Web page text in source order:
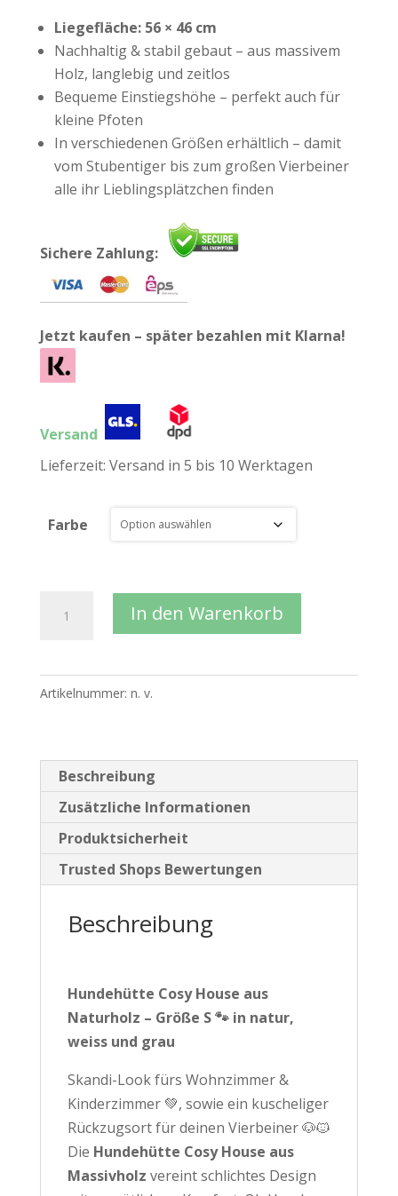
Liegefläche: 56 × 46 cm
Nachhaltig & stabil gebaut – aus massivem
Holz, langlebig und zeitlos
Bequeme Einstiegshöhe – perfekt auch für
kleine Pfoten
In verschiedenen Größen erhältlich – damit
vom Stubentiger bis zum großen Vierbeiner
alle ihr Lieblingsplätzchen finden
Sichere Zahlung:
Jetzt kaufen – später bezahlen mit Klarna!
Versand
Lieferzeit: Versand in 5 bis 10 Werktagen
Farbe
Cosy
Indoor
aus
Größe
S
in
natur,
weiss
und
grau
Menge
In den Warenkorb
Artikelnummer: n. v.
Beschreibung
Zusätzliche Informationen
Produktsicherheit
Trusted Shops Bewertungen
Beschreibung
Hundehütte Cosy House aus
Naturholz – Größe S 🐾 in natur,
weiss und grau
Skandi-Look fürs Wohnzimmer &
Kinderzimmer 💚, sowie ein kuscheliger
Rückzugsort für deinen Vierbeiner 🐶🐱
Die Hundehütte Cosy House aus
Massivholz vereint schlichtes Design